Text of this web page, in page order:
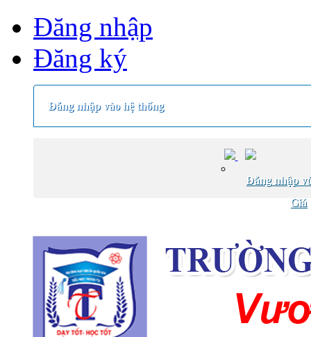
Đăng nhập
Đăng ký
Đăng nhập vào hệ thống
Đăng nhập
Giá